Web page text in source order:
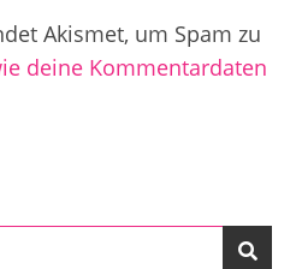
Akismet, um Spam zu
deine Kommentardaten